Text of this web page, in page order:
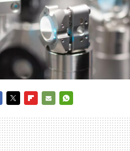
MAIL